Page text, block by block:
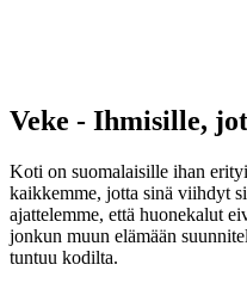
Veke - Ihmisille,
Koti on suomalaisille ihan
kaikkemme, jotta sinä viihdyt
ajattelemme, että huonekalut
jonkun muun elämään
tuntuu kodilta.